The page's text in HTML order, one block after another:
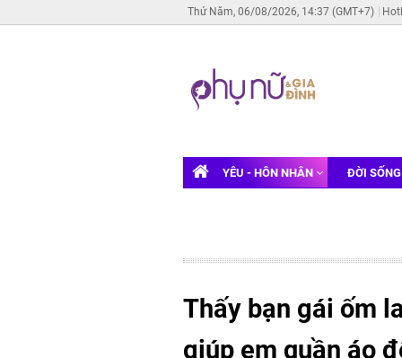
Thứ Năm, 06/08/2026, 14:37 (GMT+7)
YÊU - HÔN NHÂN ĐỜI
Thấy bạn gái ốm
giúp em quần áo